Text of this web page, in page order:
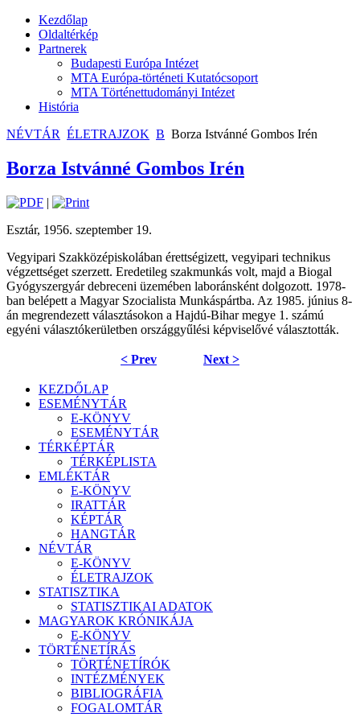
Kezdőlap
Oldaltérkép
Partnerek
Budapesti Európa Intézet
MTA Európa-történeti Kutatócsoport
MTA Történettudományi Intézet
História
NÉVTÁR ÉLETRAJZOK B Borza Istvánné Gombos Irén
Borza Istvánné Gombos Irén
|
Esztár, 1956. szeptember 19.
Vegyipari Szakközépiskolában érettségizett, vegyipari technikus
végzettséget szerzett. Eredetileg szakmunkás volt, majd a Biogal
Gyógyszergyár debreceni üzemében laboránsként dolgozott. 1978-
ban belépett a Magyar Szocialista Munkáspártba. Az 1985. június 8-
án megrendezett választásokon a Hajdú-Bihar megye 1. számú
egyéni választókerületben országgyűlési képviselővé választották.
< Prev Next >
KEZDŐLAP
ESEMÉNYTÁR
E-KÖNYV
ESEMÉNYTÁR
TÉRKÉPTÁR
TÉRKÉPLISTA
EMLÉKTÁR
E-KÖNYV
IRATTÁR
KÉPTÁR
HANGTÁR
NÉVTÁR
E-KÖNYV
ÉLETRAJZOK
STATISZTIKA
STATISZTIKAI ADATOK
MAGYAROK KRÓNIKÁJA
E-KÖNYV
TÖRTÉNETÍRÁS
TÖRTÉNETÍRÓK
INTÉZMÉNYEK
BIBLIOGRÁFIA
FOGALOMTÁR